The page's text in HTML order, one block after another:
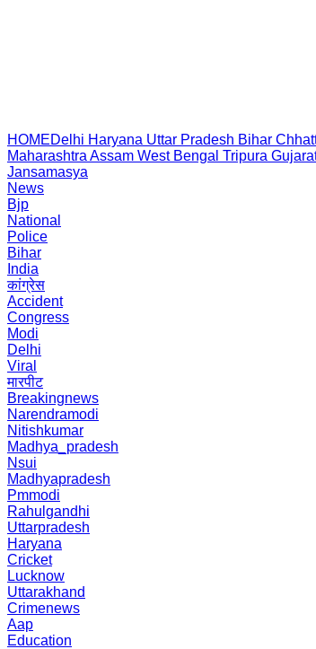
HOMEDelhi Haryana Uttar Pradesh Bihar
Maharashtra Assam West Bengal Tripura
Jansamasya
News
Bjp
National
Police
Bihar
India
कांग्रेस
Accident
Congress
Modi
Delhi
Viral
मारपीट
Breakingnews
Narendramodi
Nitishkumar
Madhya_pradesh
Nsui
Madhyapradesh
Pmmodi
Rahulgandhi
Uttarpradesh
Haryana
Cricket
Lucknow
Uttarakhand
Crimenews
Aap
Education